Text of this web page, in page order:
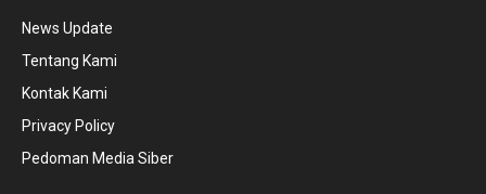
News Update
Tentang Kami
Kontak Kami
Privacy Policy
Pedoman Media Siber